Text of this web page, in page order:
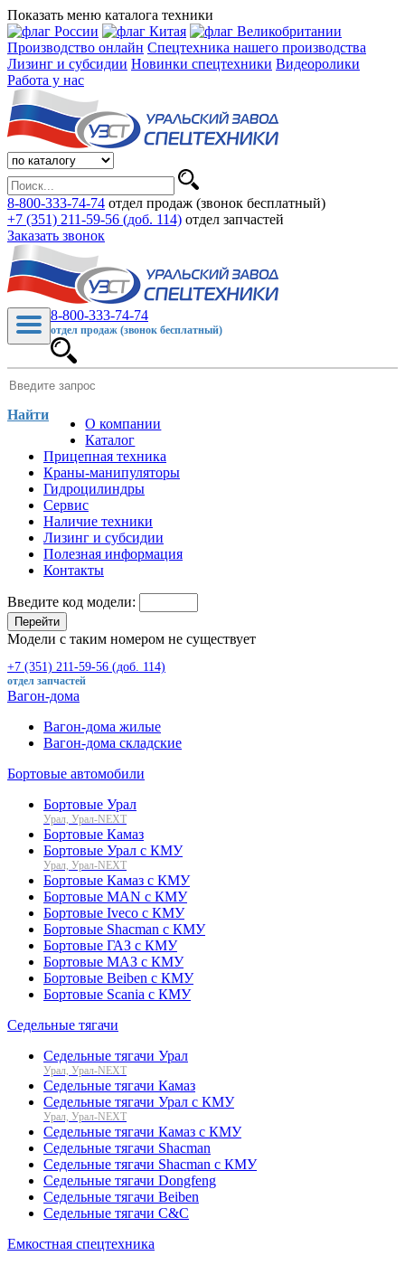
Показать меню каталога техники
Производство онлайн Спецтехника нашего производства
Лизинг и субсидии Новинки спецтехники Видеоролики
Работа у нас
8-800-333-74-74 отдел продаж (звонок бесплатный)
+7 (351) 211-59-56 (доб. 114) отдел запчастей
Заказать звонок
8-800-333-74-74
отдел продаж (звонок бесплатный)
Найти
О компании
Каталог
Прицепная техника
Краны-манипуляторы
Гидроцилиндры
Сервис
Наличие техники
Лизинг и субсидии
Полезная информация
Контакты
Введите код модели:
Перейти
Модели с таким номером не существует
+7 (351) 211-59-56 (доб. 114)
отдел запчастей
Вагон-дома
Вагон-дома жилые
Вагон-дома складские
Бортовые автомобили
Бортовые Урал
Урал, Урал-NEXT
Бортовые Камаз
Бортовые Урал с КМУ
Урал, Урал-NEXT
Бортовые Камаз с КМУ
Бортовые MAN с КМУ
Бортовые Iveco с КМУ
Бортовые Shacman с КМУ
Бортовые ГАЗ с КМУ
Бортовые МАЗ с КМУ
Бортовые Beiben с КМУ
Бортовые Scania с КМУ
Седельные тягачи
Седельные тягачи Урал
Урал, Урал-NEXT
Седельные тягачи Камаз
Седельные тягачи Урал с КМУ
Урал, Урал-NEXT
Седельные тягачи Камаз с КМУ
Седельные тягачи Shacman
Седельные тягачи Shacman с КМУ
Седельные тягачи Dongfeng
Седельные тягачи Beiben
Седельные тягачи C&C
Емкостная спецтехника